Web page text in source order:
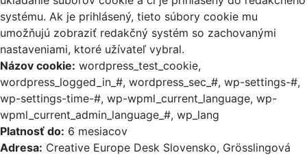
systému. Ak je prihlásený, tieto súbory cookie mu
umožňujú zobraziť redakčný systém so zachovanými
nastaveniami, ktoré užívateľ vybral.
Názov cookie: wordpress_test_cookie,
wordpress_logged_in_#, wordpress_sec_#, wp-settings-#,
wp-settings-time-#, wp-wpml_current_language, wp-
wpml_current_admin_language_#, wp_lang
Platnosť do: 6 mesiacov
Adresa: Creative Europe Desk Slovensko, Grösslingová